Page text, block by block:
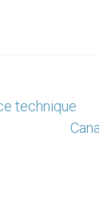
technique